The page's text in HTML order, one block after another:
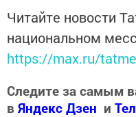
Читайте новости
национальном
https://max.ru/
Следите за самым
в Яндекс Дзен и